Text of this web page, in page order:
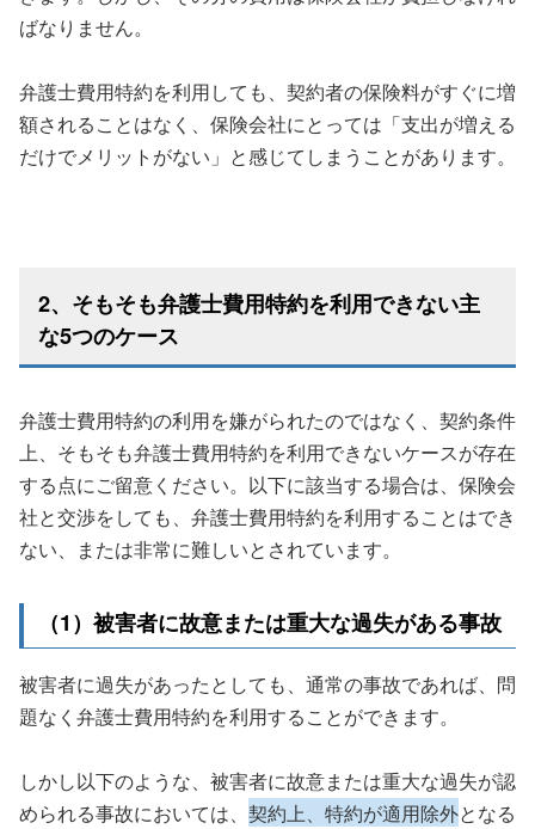
ばなりません。
弁護士費用特約を利用しても、契約者の保険料がすぐに増
額されることはなく、保険会社にとっては「支出が増える
だけでメリットがない」と感じてしまうことがあります。
2、そもそも弁護士費用特約を利用できない主
な5つのケース
弁護士費用特約の利用を嫌がられたのではなく、契約条件
上、そもそも弁護士費用特約を利用できないケースが存在
する点にご留意ください。以下に該当する場合は、保険会
社と交渉をしても、弁護士費用特約を利用することはでき
ない、または非常に難しいとされています。
（1）被害者に故意または重大な過失がある事故
被害者に過失があったとしても、通常の事故であれば、問
題なく弁護士費用特約を利用することができます。
しかし以下のような、被害者に故意または重大な過失が認
められる事故においては、 契約上、特約が適用除外となる